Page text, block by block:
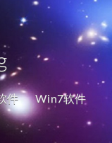
件 Win7软件